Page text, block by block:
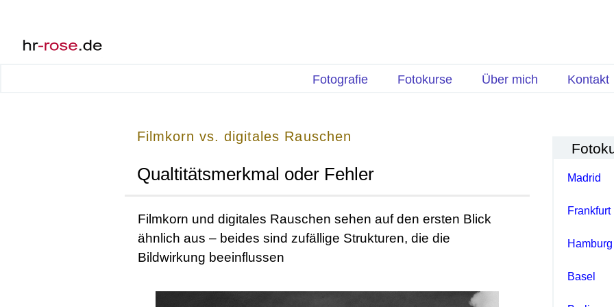
Fotografie Fotokurse Über mich Kontakt
Filmkorn vs. digitales Rauschen
Qualtitätsmerkmal oder Fehler
Filmkorn und digitales Rauschen sehen auf den ersten Blick
ähnlich aus – beides sind zufällige Strukturen, die die
Bildwirkung beeinflussen
Madrid
Frankfurt
Hamburg
Basel